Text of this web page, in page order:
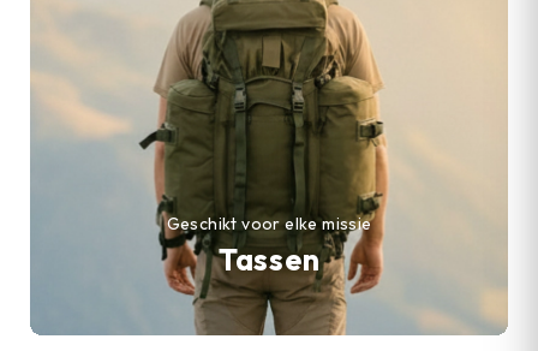
Tassen
Geschikt voor elke missie